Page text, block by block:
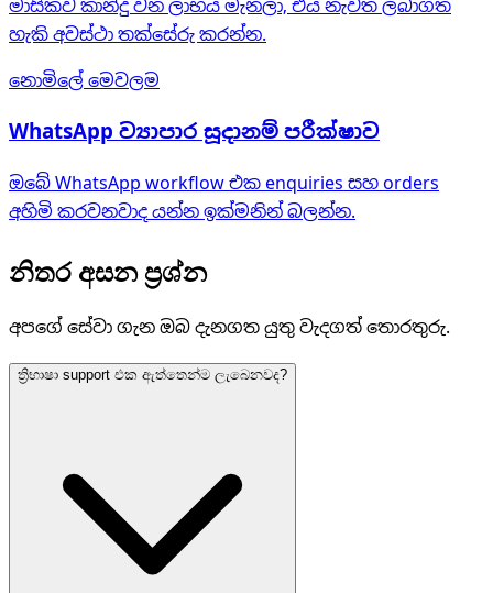
මාසිකව කාන්දු වන ලාභය මැනලා, එය නැවත ලබාගත
හැකි අවස්ථා තක්සේරු කරන්න.
නොමිලේ මෙවලම
WhatsApp ව්‍යාපාර සූදානම් පරීක්ෂාව
ඔබේ WhatsApp workflow එක enquiries සහ orders
අහිමි කරවනවාද යන්න ඉක්මනින් බලන්න.
නිතර අසන ප්‍රශ්න
අපගේ සේවා ගැන ඔබ දැනගත යුතු වැදගත් තොරතුරු.
ත්‍රිභාෂා support එක ඇත්තෙන්ම ලැබෙනවද?